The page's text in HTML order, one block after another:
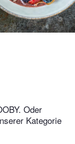
Oder
Kategorie